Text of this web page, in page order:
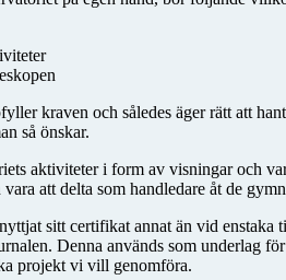
kraven och således äger rätt att
så önskar.
aktiviteter i form av visningar och
att delta som handledare åt de
sitt certifikat annat än vid
Denna används som underlag
projekt vi vill genomföra.